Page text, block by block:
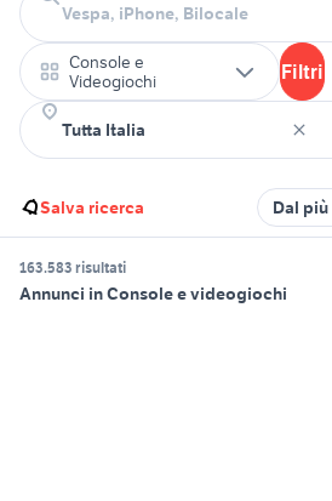
Console e
Videogiochi
Filtri
Salva ricerca Dal
163.583 risultati
Annunci in Console e videogiochi